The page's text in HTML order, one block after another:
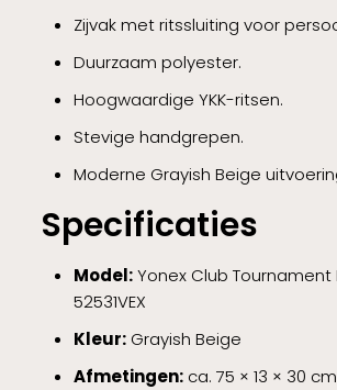
Zijvak met ritssluiting voor
Duurzaam polyester.
Hoogwaardige YKK-ritsen.
Stevige handgrepen.
Moderne Grayish Beige
Specificaties
Model:Yonex Club Tournament
52531VEX
Kleur:Grayish Beige
Afmetingen:ca. 75 × 13 × 30 cm